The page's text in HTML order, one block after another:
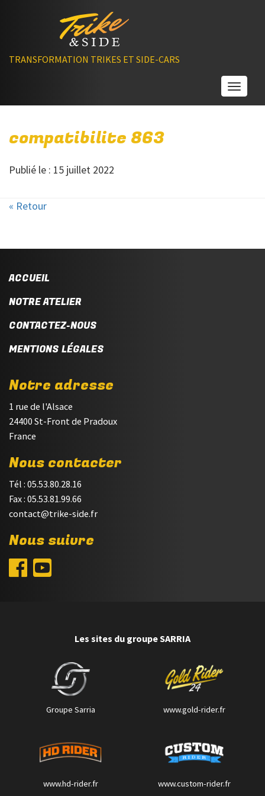
TRANSFORMATION TRIKES ET SIDE-CARS
compatibilite 863
Publié le : 15 juillet 2022
« Retour
ACCUEIL
NOTRE ATELIER
CONTACTEZ-NOUS
MENTIONS LÉGALES
Notre adresse
1 rue de l'Alsace
24400 St-Front de Pradoux
France
Nous contacter
Tél : 05.53.80.28.16
Fax : 05.53.81.99.66
contact@trike-side.fr
Nous suivre
Les sites du groupe SARRIA
Groupe Sarria www.gold-rider.fr
www.hd-rider.fr www.custom-rider.fr